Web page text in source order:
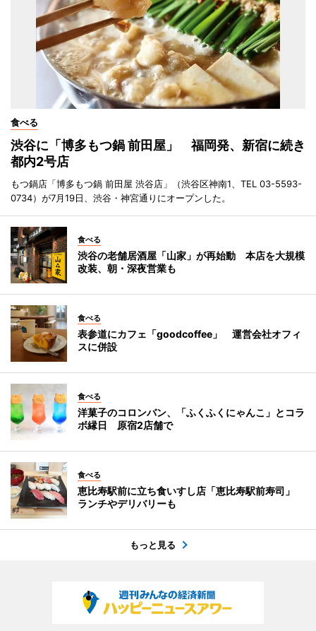
食べる
渋谷に「博多もつ鍋 前田屋」 福岡発、新宿に続き
都内2号店
もつ鍋店「博多もつ鍋 前田屋 渋谷店」（渋谷区神南1、TEL 03-5593-
0734）が7月19日、渋谷・神宮通りにオープンした。
食べる
渋谷の老舗居酒屋「山家」が再始動 本店を大規模
改装、朝・深夜営業も
食べる
表参道にカフェ「goodcoffee」 運営会社オフィ
スに併設
食べる
洋菓子のコロンバン、「ふくふくにゃんこ」とコラ
ボ縁日 原宿2店舗で
食べる
恵比寿駅前に立ち食いすし店「恵比寿駅前寿司」
ランチやデリバリーも
もっと見る